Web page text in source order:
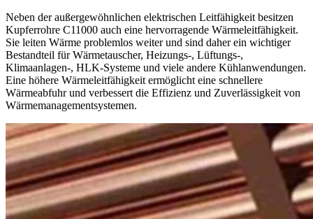
Neben der außergewöhnlichen elektrischen Leitfähigkeit besitzen
Kupferrohre C11000 auch eine hervorragende Wärmeleitfähigkeit.
Sie leiten Wärme problemlos weiter und sind daher ein wichtiger
Bestandteil für Wärmetauscher, Heizungs-, Lüftungs-,
Klimaanlagen-, HLK-Systeme und viele andere Kühlanwendungen.
Eine höhere Wärmeleitfähigkeit ermöglicht eine schnellere
Wärmeabfuhr und verbessert die Effizienz und Zuverlässigkeit von
Wärmemanagementsystemen.